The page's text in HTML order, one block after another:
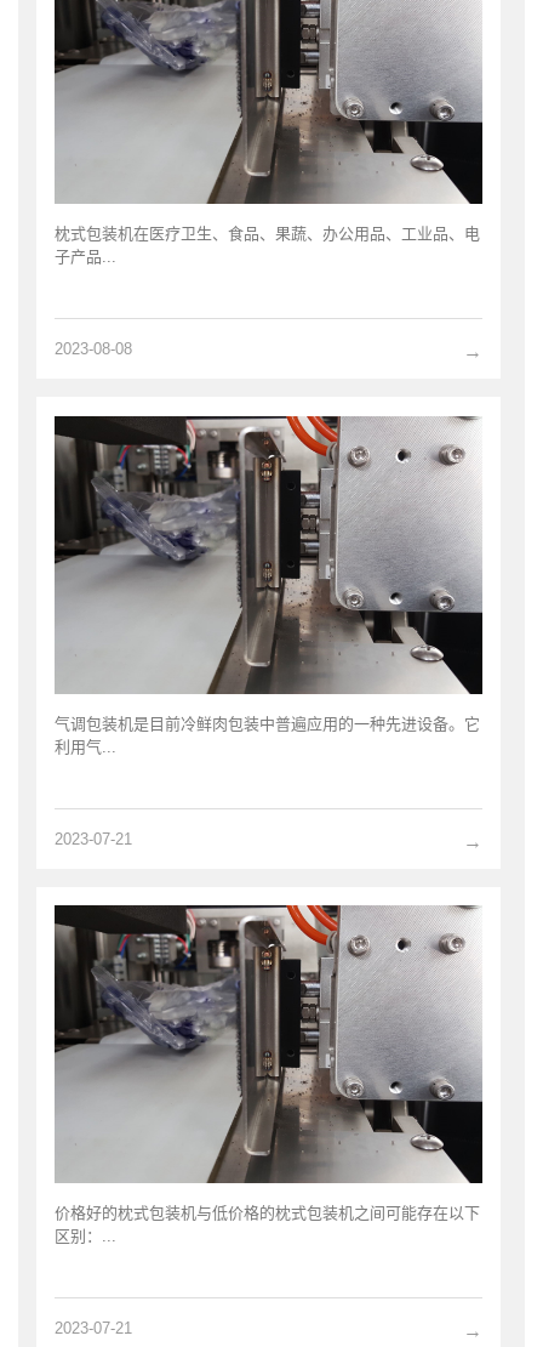
枕式包装机在医疗卫生、食品、果蔬、办公用品、工业品、电
子产品...
→
2023-08-08
气调包装机是目前冷鲜肉包装中普遍应用的一种先进设备。它
利用气...
→
2023-07-21
价格好的枕式包装机与低价格的枕式包装机之间可能存在以下
区别：...
→
2023-07-21